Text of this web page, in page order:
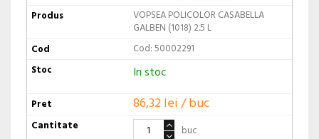
VOPSEA POLICOLOR CASABELLA
GALBEN (1018) 2.5 L
Cod: 50002291
In stoc
86,32 lei / buc
buc